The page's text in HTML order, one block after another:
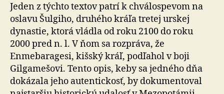
Jeden z týchto textov patrí k chválospevom na
oslavu Šulgiho, druhého kráľa tretej urskej
dynastie, ktorá vládla od roku 2100 do roku
2000 pred n. l. V ňom sa rozpráva, že
Enmebaragesi, kišský kráľ, podľahol v boji
Gilgamešovi. Tento opis, keby sa jedného dňa
dokázala jeho autentickosť, by dokumentoval